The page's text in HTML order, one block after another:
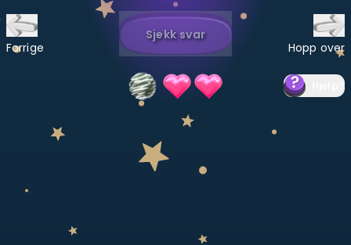
Velg læreplan
Logg inn
Forrige
Sjekk svar
Hopp over
?